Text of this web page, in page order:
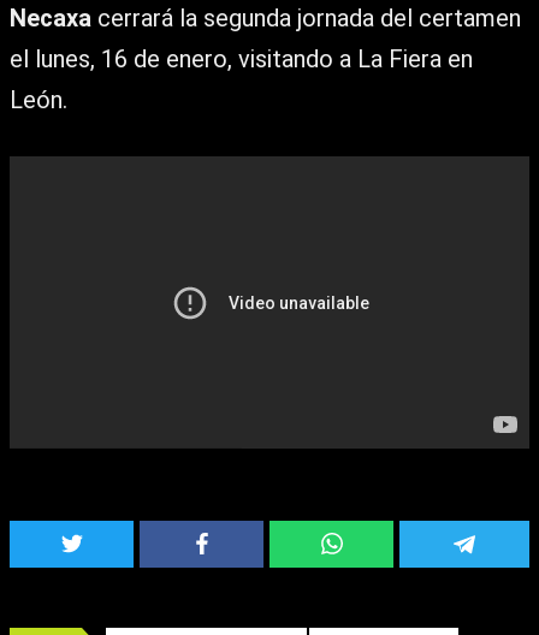
Necaxa cerrará la segunda jornada del certamen
el lunes, 16 de enero, visitando a La Fiera en
León.